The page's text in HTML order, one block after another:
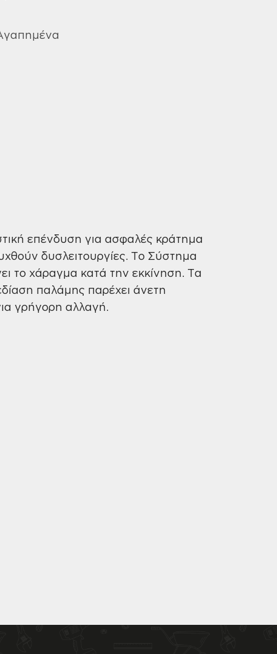
επένδυση για ασφαλές κράτημα
δυσλειτουργίες. Το Σύστημα
το χάραγμα κατά την εκκίνηση. Τα
παλάμης παρέχει άνετη
γρήγορη αλλαγή.